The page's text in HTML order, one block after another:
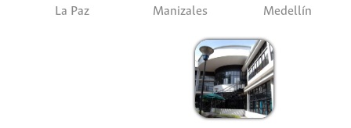
La Paz Manizales Medellín